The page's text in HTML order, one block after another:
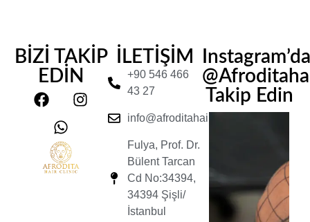
BİZİ TAKİP
EDİN
İLETİŞİM
+90 546 466
43 27
info@afroditahairclinic.com
Fulya, Prof. Dr.
Bülent Tarcan
Cd No:34394,
34394 Şişli/
İstanbul
Instagram’da
Takip Edin